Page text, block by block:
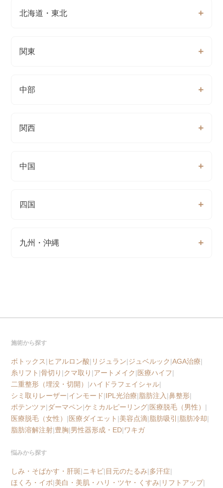
北海道・東北
関東
中部
関西
中国
四国
九州・沖縄
施術から探す
ボトックス|ヒアルロン酸| リジュラン|ジュベルック|AGA治療|
糸リフト |骨切り |クマ取り |アートメイク|医療ハイフ|
二重整形（埋没・切開） |ハイドラフェイシャル|
シミ取りレーザー|インモード|IPL光治療|脂肪注入 |鼻整形|
ポテンツァ|ダーマペン|ケミカルピーリング|医療脱毛（男性） |
医療脱毛（女性） |医療ダイエット |美容点滴|脂肪吸引 |脂肪冷却|
脂肪溶解注射|豊胸|男性器形成・ED|ワキガ
悩みから探す
しみ・そばかす・肝斑| ニキビ|目元のたるみ|多汗症|
ほくろ・イボ|美白・美肌・ハリ・ツヤ・くすみ| リフトアップ|